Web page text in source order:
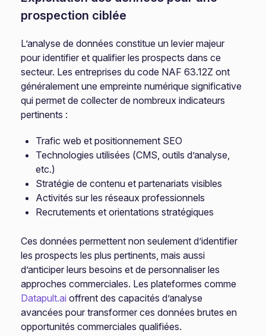
prospection ciblée
L’analyse de données constitue un levier majeur
pour identifier et qualifier les prospects dans ce
secteur. Les entreprises du code NAF 63.12Z ont
généralement une empreinte numérique significative
qui permet de collecter de nombreux indicateurs
pertinents :
Trafic web et positionnement SEO
Technologies utilisées (CMS, outils d’analyse,
etc.)
Stratégie de contenu et partenariats visibles
Activités sur les réseaux professionnels
Recrutements et orientations stratégiques
Ces données permettent non seulement d’identifier
les prospects les plus pertinents, mais aussi
d’anticiper leurs besoins et de personnaliser les
approches commerciales. Les plateformes comme
Datapult.ai offrent des capacités d’analyse
avancées pour transformer ces données brutes en
opportunités commerciales qualifiées.